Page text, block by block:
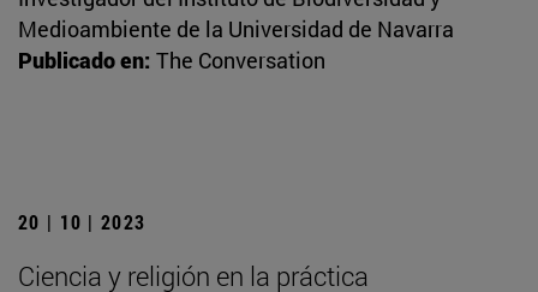
Medioambiente de la Universidad de Navarra
Publicado en: The Conversation
20 | 10 | 2023
Ciencia y religión en la práctica